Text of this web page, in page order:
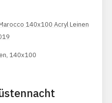
140x100